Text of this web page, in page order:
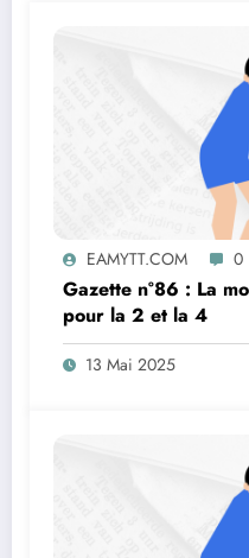
EAMYTT.COM 0
Gazette n°86 : La
pour la 2 et la 4
13 Mai 2025